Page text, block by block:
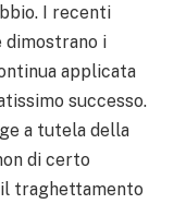
I recenti
dimostrano i
applicata
successo.
a tutela della
di certo
traghettamento